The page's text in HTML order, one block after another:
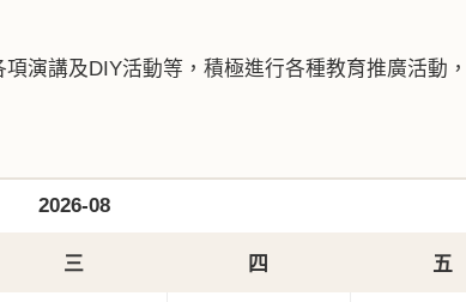
講及DIY活動等，積極進行各種教育推廣活動
2026-08
三 四 五